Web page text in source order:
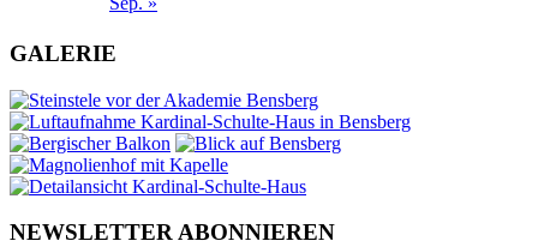
GALERIE
NEWSLETTER ABONNIEREN